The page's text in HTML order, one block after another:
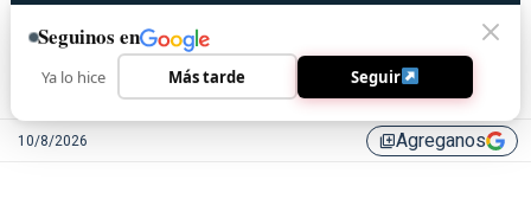
10/8/2026 library_addAgreganos
Seguinos en
Ya lo hice Más tarde Seguir